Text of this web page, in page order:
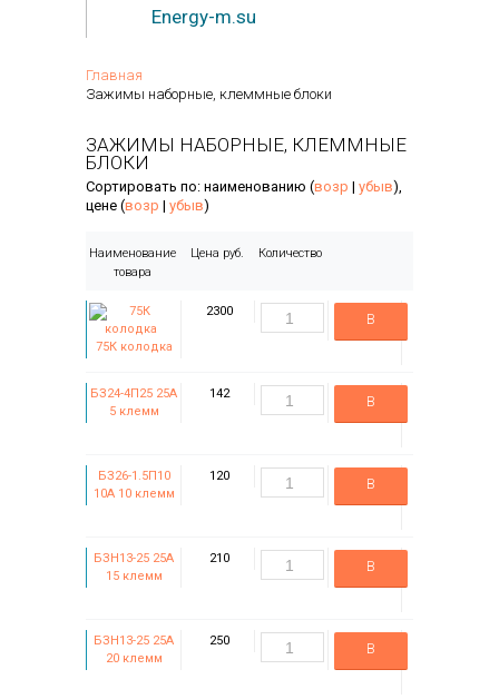
Energy-m.su
Главная
Зажимы наборные, клеммные блоки
ЗАЖИМЫ НАБОРНЫЕ, КЛЕММНЫЕ
БЛОКИ
Сортировать по: наименованию (возр | убыв),
цене (возр | убыв)
Наименование
товара
Цена руб. Количество
75К колодка
2300
В
БЗ24-4П25 25А
5 клемм
142
В
БЗ26-1.5П10
10А 10 клемм
120
В
БЗН13-25 25А
15 клемм
210
В
БЗН13-25 25А
20 клемм
250
В